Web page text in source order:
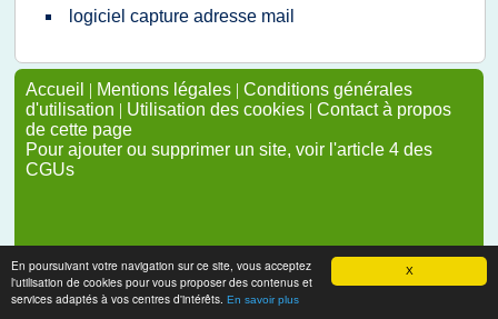
X
En poursuivant votre navigation sur ce site, vous acceptez
l'utilisation de cookies pour vous proposer des contenus et
services adaptés à vos centres d'intérêts. En savoir plus
logiciel capture adresse mail
Accueil | Mentions légales | Conditions générales
d'utilisation | Utilisation des cookies | Contact à propos
de cette page
Pour ajouter ou supprimer un site, voir l'article 4 des
CGUs